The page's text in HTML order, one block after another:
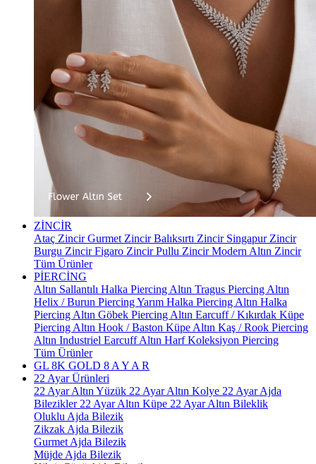
ZİNCİR
Ataç ZincirGurmet ZincirBalıksırtı Zincir Singapur Zincir
Burgu ZincirFigaro ZincirPullu ZincirModern Altın Zincir
Tüm Ürünler
PİERCİNG
Altın Sallantılı Halka Piercing Altın Tragus Piercing Altın
Helix / Burun PiercingYarım Halka Piercing Altın Halka
Piercing Altın Göbek Piercing Altın Earcuff / Kıkırdak Küpe
Piercing Altın Hook / Baston Küpe Altın Kaş / Rook Piercing
Altın Industriel EarcuffAltın Harf Koleksiyon Piercing
Tüm Ürünler
GL 8K GOLD 8 A Y A R
22 Ayar Ürünleri
22 Ayar Altın Yüzük 22 Ayar Altın Kolye 22 Ayar Ajda
Bilezikler 22 Ayar Altın Küpe 22 Ayar Altın Bileklik
Oluklu Ajda Bilezik
Zikzak Ajda Bilezik
Gurmet Ajda Bilezik
Müjde Ajda Bilezik